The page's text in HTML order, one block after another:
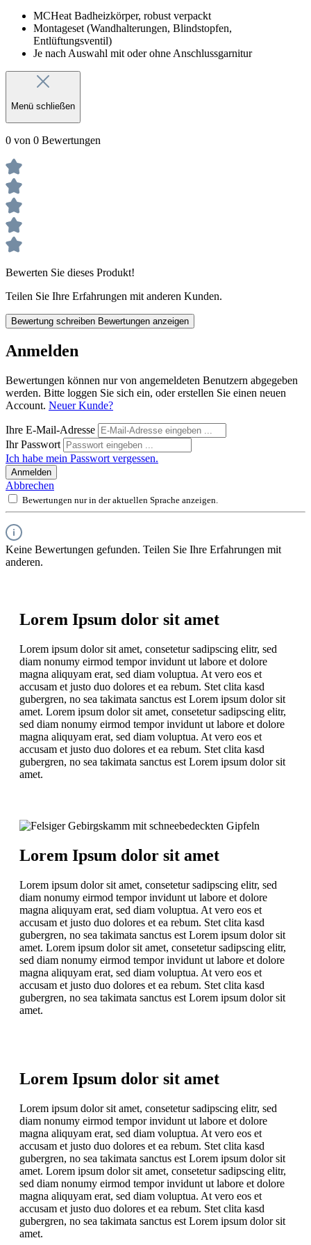
MCHeat Badheizkörper, robust verpackt
Montageset (Wandhalterungen, Blindstopfen,
Entlüftungsventil)
Je nach Auswahl mit oder ohne Anschlussgarnitur
Menü schließen
0 von 0 Bewertungen
Bewerten Sie dieses Produkt!
Teilen Sie Ihre Erfahrungen mit anderen Kunden.
Bewertung schreiben Bewertungen anzeigen
Anmelden
Bewertungen können nur von angemeldeten Benutzern abgegeben
werden. Bitte loggen Sie sich ein, oder erstellen Sie einen neuen
Account. Neuer Kunde?
Ihre E-Mail-Adresse
Ihr Passwort
Ich habe mein Passwort vergessen.
Anmelden
Abbrechen
Bewertungen nur in der aktuellen Sprache anzeigen.
Keine Bewertungen gefunden. Teilen Sie Ihre Erfahrungen mit
anderen.
Lorem Ipsum dolor sit amet
Lorem ipsum dolor sit amet, consetetur sadipscing elitr, sed
diam nonumy eirmod tempor invidunt ut labore et dolore
magna aliquyam erat, sed diam voluptua. At vero eos et
accusam et justo duo dolores et ea rebum. Stet clita kasd
gubergren, no sea takimata sanctus est Lorem ipsum dolor sit
amet. Lorem ipsum dolor sit amet, consetetur sadipscing elitr,
sed diam nonumy eirmod tempor invidunt ut labore et dolore
magna aliquyam erat, sed diam voluptua. At vero eos et
accusam et justo duo dolores et ea rebum. Stet clita kasd
gubergren, no sea takimata sanctus est Lorem ipsum dolor sit
amet.
Lorem Ipsum dolor sit amet
Lorem ipsum dolor sit amet, consetetur sadipscing elitr, sed
diam nonumy eirmod tempor invidunt ut labore et dolore
magna aliquyam erat, sed diam voluptua. At vero eos et
accusam et justo duo dolores et ea rebum. Stet clita kasd
gubergren, no sea takimata sanctus est Lorem ipsum dolor sit
amet. Lorem ipsum dolor sit amet, consetetur sadipscing elitr,
sed diam nonumy eirmod tempor invidunt ut labore et dolore
magna aliquyam erat, sed diam voluptua. At vero eos et
accusam et justo duo dolores et ea rebum. Stet clita kasd
gubergren, no sea takimata sanctus est Lorem ipsum dolor sit
amet.
Lorem Ipsum dolor sit amet
Lorem ipsum dolor sit amet, consetetur sadipscing elitr, sed
diam nonumy eirmod tempor invidunt ut labore et dolore
magna aliquyam erat, sed diam voluptua. At vero eos et
accusam et justo duo dolores et ea rebum. Stet clita kasd
gubergren, no sea takimata sanctus est Lorem ipsum dolor sit
amet. Lorem ipsum dolor sit amet, consetetur sadipscing elitr,
sed diam nonumy eirmod tempor invidunt ut labore et dolore
magna aliquyam erat, sed diam voluptua. At vero eos et
accusam et justo duo dolores et ea rebum. Stet clita kasd
gubergren, no sea takimata sanctus est Lorem ipsum dolor sit
amet.